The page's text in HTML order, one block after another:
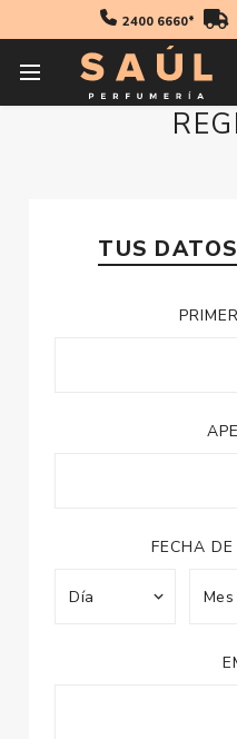
2400 6660*
TUS
FECHA